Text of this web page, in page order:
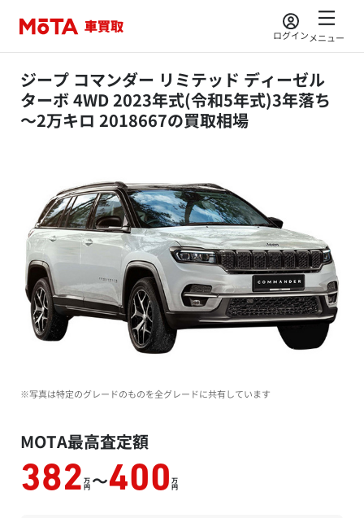
ログインメニュー
ジープ コマンダー リミテッド ディーゼル
ターボ 4WD 2023年式(令和5年式)3年落ち
～2万キロ 2018667の買取相場
※写真は特定のグレードのものを全グレードに共有しています
MOTA最高査定額
382 万
円 ～400 万
円